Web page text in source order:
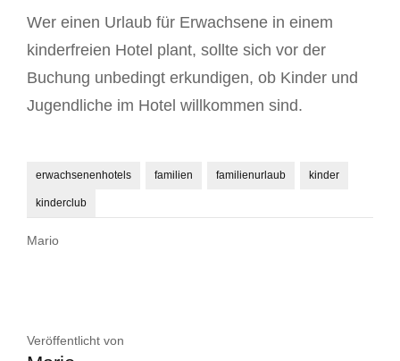
Wer einen Urlaub für Erwachsene in einem
kinderfreien Hotel plant, sollte sich vor der
Buchung unbedingt erkundigen, ob Kinder und
Jugendliche im Hotel willkommen sind.
erwachsenenhotels familien familienurlaub kinder
kinderclub
Mario
Veröffentlicht von